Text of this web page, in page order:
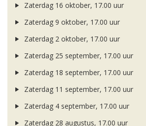
Zaterdag 16 oktober, 17.00 uur
Zaterdag 9 oktober, 17.00 uur
Zaterdag 2 oktober, 17.00 uur
Zaterdag 25 september, 17.00 uur
Zaterdag 18 september, 17.00 uur
Zaterdag 11 september, 17.00 uur
Zaterdag 4 september, 17.00 uur
Zaterdag 28 augustus, 17.00 uur